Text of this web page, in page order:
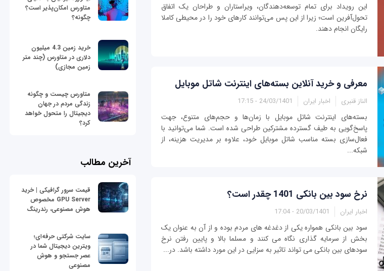
این رویداد برای تمام توسعه‌دهندگان، ویراستاران و طراحان یک اتفاق
تحول‌آفرین است؛ زیرا از این پس می‌توانند کارهای خود را در محیطی کاملا
رایگان انجام دهند.
معرفی و خرید آنلاین بسته‌های اینترنت شاتل موبایل
الناز قنبری اخبار ایران 24/03/1401 - 17:15
بسته‌های اینترنت شاتل موبایل با زمان‌ها و حجم‌های متنوع، جهت
پاسخ‌گویی به طیف گسترده مشترکین طراحی شده است. شما می‌توانید با
فعال‌سازی بسته مناسب شاتل موبایل خود، علاوه بر مدیریت هزینه، از
شبکه...
نرخ سود بین بانکی 1401 چقدر است؟
اخبار ایران 20/03/1401 - 17:04
سود بین بانکی همواره یکی از دغدغه های مردم بوده و از آن به عنوان یک
بخش از سرمایه گذاری نگاه می کنند و مسلما بالا و پایین رفتن نرخ
سودهای بین بانکی می تواند تاثیر به سزایی در این مورد داشته باشد. در...
متاورس امکان‌پذیر است؟
چگونه؟
خرید زمین 4.3 میلیون
دلاری در متاورس (چند متر
زمین مجازی)
متاورس چیست و چگونه
زندگی مردم در جهان
دیجیتال را متحول خواهد
کرد؟
آخرین مطالب
قیمت سرور گرافیکی | خرید
GPU Server مخصوص
هوش مصنوعی، رندرینگ
سایت شرکتی حرفه‌ای؛
ویترین دیجیتال شما در
عصر جستجو و هوش
مصنوعی